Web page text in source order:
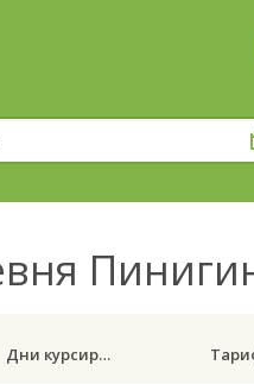
Дни курсирования